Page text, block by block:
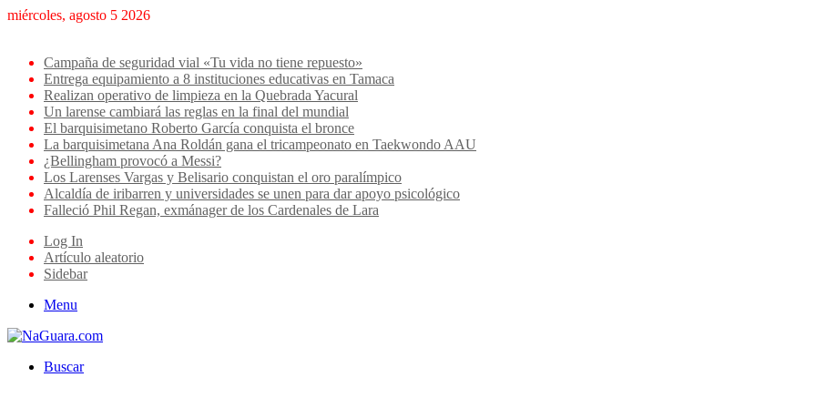
miércoles, agosto 5 2026
Campaña de seguridad vial «Tu vida no tiene repuesto»
Entrega equipamiento a 8 instituciones educativas en Tamaca
Realizan operativo de limpieza en la Quebrada Yacural
Un larense cambiará las reglas en la final del mundial
El barquisimetano Roberto García conquista el bronce
La barquisimetana Ana Roldán gana el tricampeonato en Taekwondo AAU
¿Bellingham provocó a Messi?
Los Larenses Vargas y Belisario conquistan el oro paralímpico
Alcaldía de iribarren y universidades se unen para dar apoyo psicológico
Falleció Phil Regan, exmánager de los Cardenales de Lara
Log In
Artículo aleatorio
Sidebar
Menu
Buscar